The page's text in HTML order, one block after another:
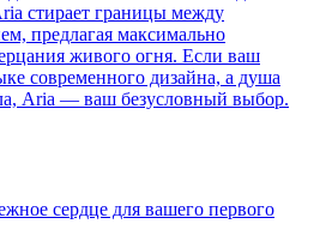
стирает границы между
предлагая максимально
живого огня. Если ваш
современного дизайна, а душа
Aria — ваш безусловный выбор.
сердце для вашего первого